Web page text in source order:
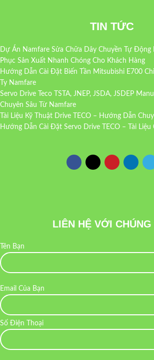
TIN TỨC
Dự Án Namfare Sửa Chữa Dây Chuyền Tự Động
Phục Sản Xuất Nhanh Chóng Cho Khách Hàng
Hướng Dẫn Cài Đặt Biến Tần Mitsubishi E700
Ty Namfare
Servo Drive Teco TSTA, JNEP, JSDA, JSDEP
Chuyên Sâu Từ Namfare
Tài Liệu Kỹ Thuật Drive TECO – Hướng Dẫn
Hướng Dẫn Cài Đặt Servo Drive TECO – Tài
LIÊN HỆ VỚI CHÚNG
Tên Bạn
Email Của Bạn
Số Điện Thoại